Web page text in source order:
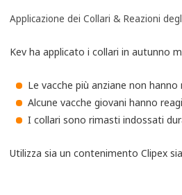
Applicazione dei Collari & Reazioni
Kev ha applicato i collari in autunno
Le vacche più anziane non
Alcune vacche giovani hanno
I collari sono rimasti indossati
Utilizza sia un contenimento Clipex